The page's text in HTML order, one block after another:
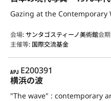
会場:サンタゴスティーノ美術館会
主催等: 国際交流基金
APJ
E200391
横浜の波
"The wave" : contemporary